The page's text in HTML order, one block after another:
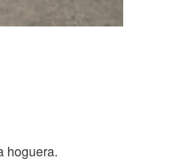
hoguera.